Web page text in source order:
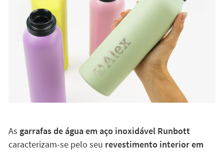
As garrafas de água em aço inoxidável Runbott
caracterizam-se pelo seu revestimento interior em